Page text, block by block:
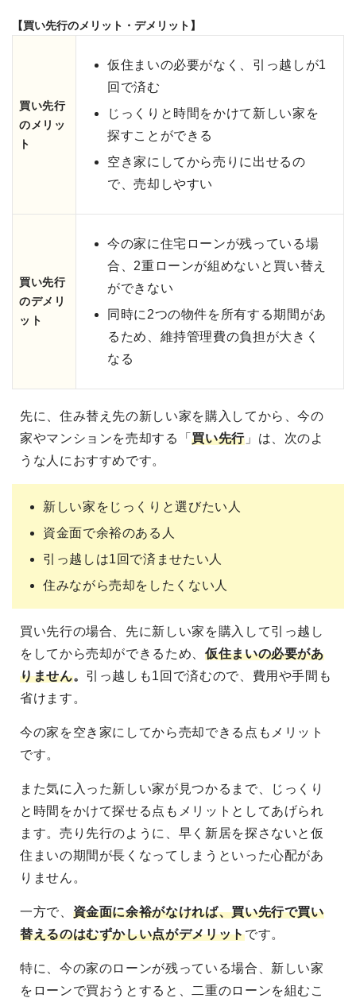
【買い先行のメリット・デメリット】
買い先行
のメリッ
ト
仮住まいの必要がなく、引っ越しが1
回で済む
じっくりと時間をかけて新しい家を
探すことができる
空き家にしてから売りに出せるの
で、売却しやすい
買い先行
のデメリ
ット
今の家に住宅ローンが残っている場
合、2重ローンが組めないと買い替え
ができない
同時に2つの物件を所有する期間があ
るため、維持管理費の負担が大きく
なる
先に、住み替え先の新しい家を購入してから、今の
家やマンションを売却する「買い先行」は、次のよ
うな人におすすめです。
新しい家をじっくりと選びたい人
資金面で余裕のある人
引っ越しは1回で済ませたい人
住みながら売却をしたくない人
買い先行の場合、先に新しい家を購入して引っ越し
をしてから売却ができるため、 仮住まいの必要があ
りません。 引っ越しも1回で済むので、費用や手間も
省けます。
今の家を空き家にしてから売却できる点もメリット
です。
また気に入った新しい家が見つかるまで、じっくり
と時間をかけて探せる点もメリットとしてあげられ
ます。売り先行のように、早く新居を探さないと仮
住まいの期間が長くなってしまうといった心配があ
りません。
一方で、 資金面に余裕がなければ、買い先行で買い
替えるのはむずかしい点がデメリットです。
特に、今の家のローンが残っている場合、新しい家
をローンで買おうとすると、二重のローンを組むこ